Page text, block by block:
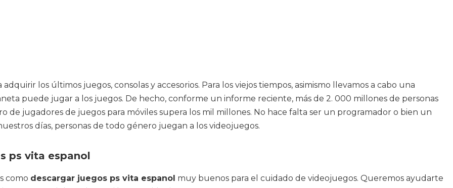
los últimos juegos, consolas y accesorios. Para los viejos tiempos, asimismo llevamos a cabo una
puede jugar a los juegos. De hecho, conforme un informe reciente, más de 2. 000 millones de personas
de jugadores de juegos para móviles supera los mil millones. No hace falta ser un programador o bien un
días, personas de todo género juegan a los videojuegos.
ps vita espanol
como descargar juegos ps vita espanol muy buenos para el cuidado de videojuegos. Queremos ayudarte